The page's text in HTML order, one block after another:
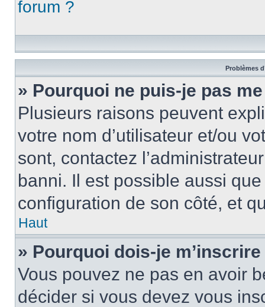
forum ?
Problèmes
» Pourquoi ne puis-je pas
Plusieurs raisons peuvent
votre nom d’utilisateur et/ou
sont, contactez
banni. Il est possible aussi
configuration de son côté, et
Haut
» Pourquoi dois-je
Vous pouvez ne pas en avoir
décider si vous devez vous